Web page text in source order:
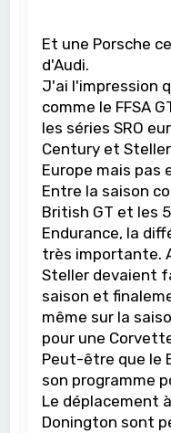
Et une Porsche
d'Audi.
J'ai l'impression
comme le FFSA
les séries SRO
Century et
Europe mais pas
Entre la saison
British GT et les
Endurance, la
très importante.
Steller devaient
saison et
même sur la
pour une
Peut-être que le
son programme
Le déplacement
Donington sont